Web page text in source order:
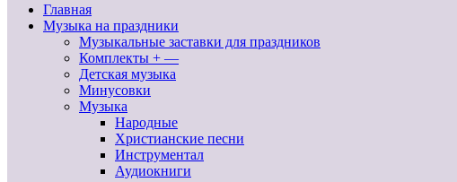
Главная
Музыка на праздники
Музыкальные заставки для праздников
Комплекты + —
Детская музыка
Минусовки
Музыка
Народные
Христианские песни
Инструментал
Аудиокниги